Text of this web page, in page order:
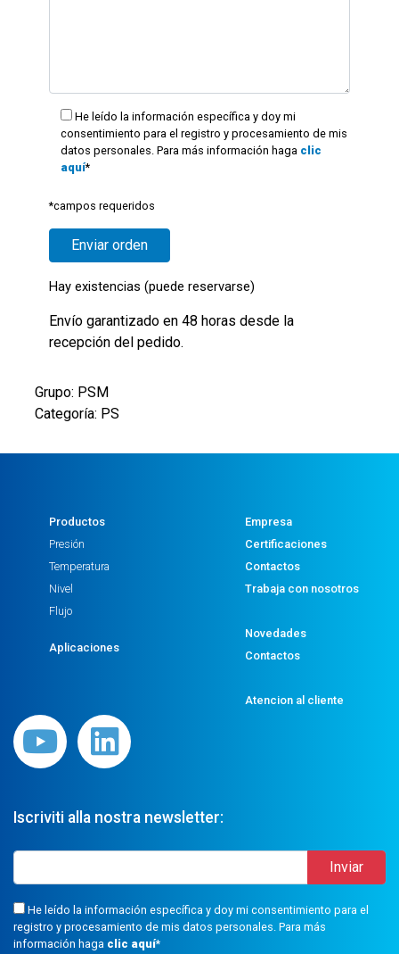
He leído la información específica y doy mi
consentimiento para el registro y procesamiento de mis
datos personales. Para más información haga clic
aquí*
*campos requeridos
Hay existencias (puede reservarse)
Envío garantizado en 48 horas desde la
recepción del pedido.
Grupo: PSM
Categoría: PS
Productos
Presión
Temperatura
Nivel
Flujo
Aplicaciones
Empresa
Certificaciones
Contactos
Trabaja con nosotros
Novedades
Contactos
Atencion al cliente
Iscriviti alla nostra newsletter:
He leído la información específica y doy mi consentimiento para el
registro y procesamiento de mis datos personales. Para más
información haga clic aquí*